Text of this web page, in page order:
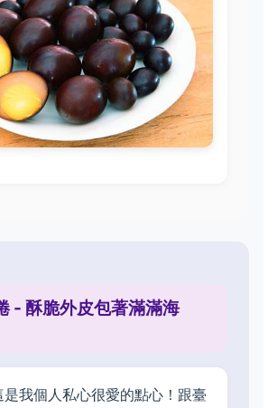
- 酥脆外皮包著滿滿海
是我個人私心很愛的點心！跟臺